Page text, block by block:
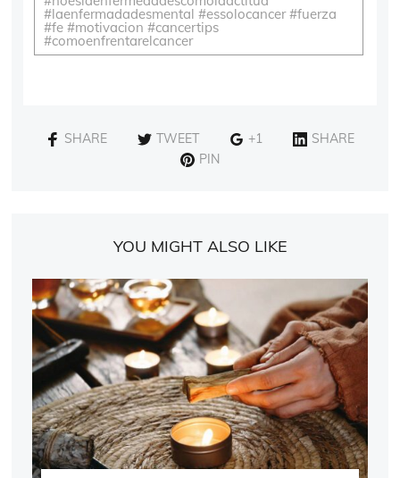
#laenfermadadesmental #essolocancer #fuerza
#fe #motivacion #cancertips
#comoenfrentarelcancer
SHARE TWEET +1
SHARE
PIN
YOU MIGHT ALSO LIKE